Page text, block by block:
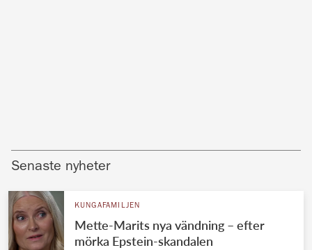
Senaste nyheter
KUNGAFAMILJEN
Mette-Marits nya vändning – efter
mörka Epstein-skandalen